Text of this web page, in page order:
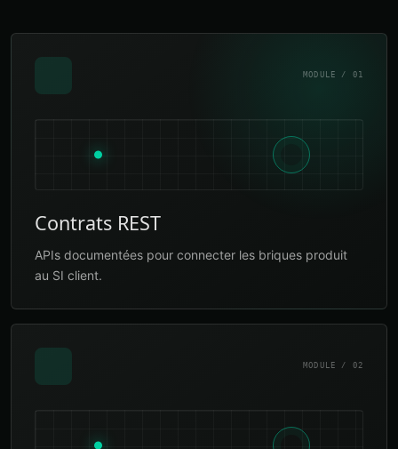
MODULE / 01
Contrats REST
APIs documentées pour connecter les briques produit
au SI client.
MODULE / 02